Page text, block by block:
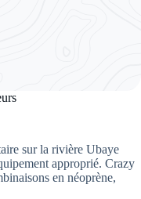
sur la rivière Ubaye
approprié. Crazy
en néoprène,